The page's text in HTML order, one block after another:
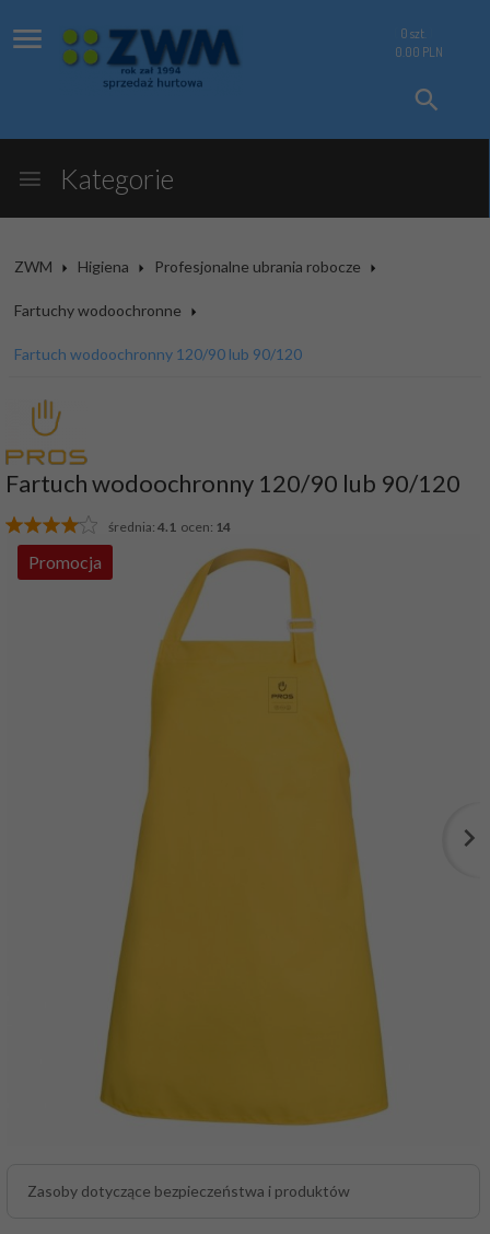
0 szt.
0.00 PLN
Kategorie
ZWM Higiena Profesjonalne ubrania robocze
Fartuchy wodoochronne
Fartuch wodoochronny 120/90 lub 90/120
Fartuch wodoochronny 120/90 lub 90/120
średnia: 4.1 ocen: 14
Promocja
Zasoby dotyczące bezpieczeństwa i produktów